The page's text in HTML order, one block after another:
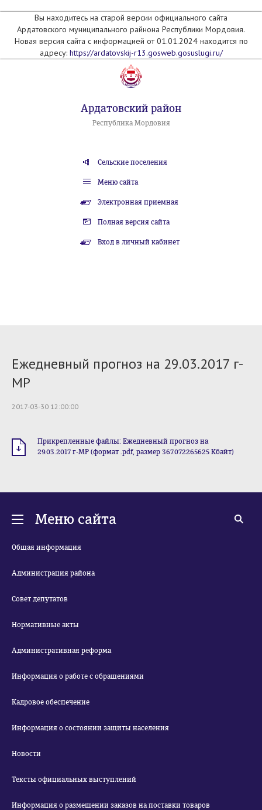
Вы находитесь на старой версии официального сайта
Ардатовского муниципального райнона Республики Мордовия.
Новая версия сайта с информацией от 01.01.2024 находится по
адресу: https://ardatovskij-r13.gosweb.gosuslugi.ru/
Ардатовский район
Республика Мордовия
Сельские поселения
Меню сайта
Электронная приемная
Полная версия сайта
Вход в личный кабинет
Ежедневный прогноз на 29.03.2017 г-
МР
2017-03-30 12:00:00
Прикрепленные файлы: Ежедневный прогноз на
29.03.2017 г-МР (формат .pdf, размер 367.072265625 Кбайт)
Меню сайта
Общая информация
Администрация района
Совет депутатов
Нормативные акты
Административная реформа
Информация о работе с обращениями
Кадровое обеспечение
Информация о состоянии защиты населения
Новости
Тексты официальных выступлений
Информация о размещении заказов на поставки товаров